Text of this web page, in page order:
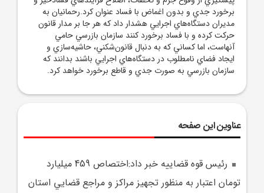
برخورد جدي و بدون اغماض با فساد عنوان کرد.رحمانيان به
مديران دستگاه‌هاي اجرايي هشدار داد که هر جا بر مدار قانون
حرکت کرده و با فساد برخورد کنند سازمان بازرسي حامي
آنهاست، اما کساني که به دنبال قانون‌شکني، حاشيه‌سازي و
ايجاد فضاي نامطلوب در دستگاه‌هاي اجرايي باشند بدانند که
سازمان بازرسي به صورت جدي و قاطع برخورد خواهد کرد.
عناوین این صفحه
رئيس قوه قضاييه خبر داد:اختصاص 459 ميليارد
تومان اعتبار به منظور تجهيز مراکز و مراجع قضايي استان